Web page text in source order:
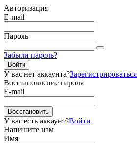
Авторизация
E-mail
Пароль
Забыли пароль?
Войти
У вас нет аккаунта?Зарегистрироваться
Восстановление пароля
E-mail
Восстановить
У вас есть аккаунт?Войти
Напишите нам
Имя